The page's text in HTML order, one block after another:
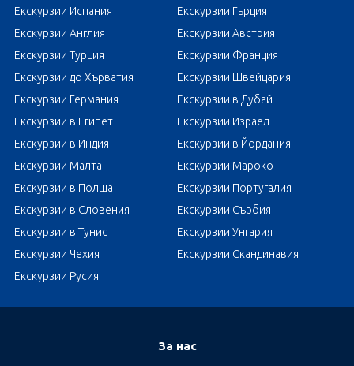
Екскурзии Испания
Екскурзии Гърция
Екскурзии Англия
Екскурзии Австрия
Екскурзии Турция
Екскурзии Франция
Екскурзии до Хърватия
Екскурзии Швейцария
Екскурзии Германия
Екскурзии в Дубай
Екскурзии в Египет
Екскурзии Израел
Екскурзии в Индия
Екскурзии в Йордания
Екскурзии Малта
Екскурзии Мароко
Екскурзии в Полша
Екскурзии Португалия
Екскурзии в Словения
Екскурзии Сърбия
Екскурзии в Тунис
Екскурзии Унгария
Екскурзии Чехия
Екскурзии Скандинавия
Екскурзии Русия
За нас